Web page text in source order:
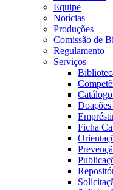
Equipe
Notícias
Produções
Comissão de
Regulamento
Serviços
Ficha